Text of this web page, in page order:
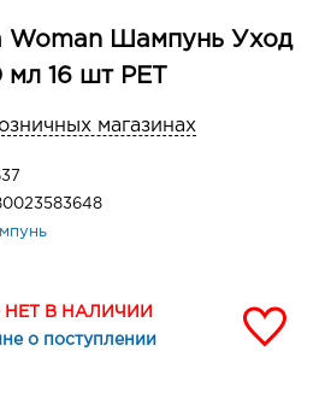
Woman Шампунь Уход
16 шт PET
магазинах
НЕТ В НАЛИЧИИ
о поступлении